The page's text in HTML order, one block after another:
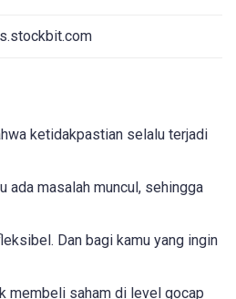
ketidakpastian selalu terjadi
ada masalah muncul, sehingga
Dan bagi kamu yang ingin
membeli saham di level gocap